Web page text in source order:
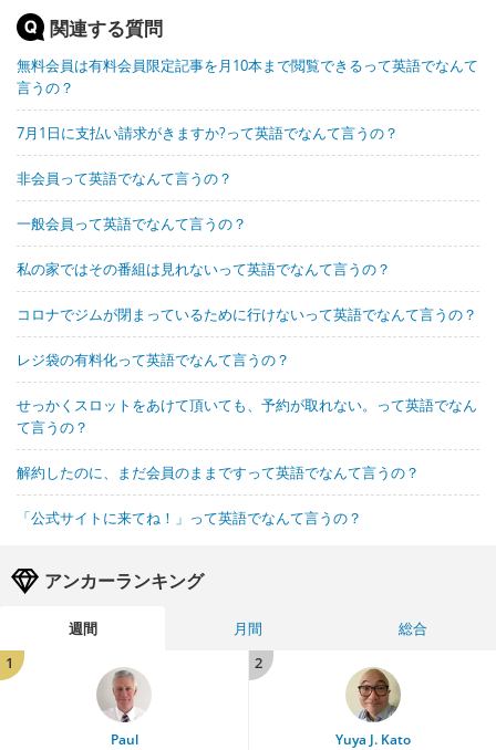
関連する質問
無料会員は有料会員限定記事を月10本まで閲覧できるって英語でなんて
言うの？
7月1日に支払い請求がきますか?って英語でなんて言うの？
非会員って英語でなんて言うの？
一般会員って英語でなんて言うの？
私の家ではその番組は見れないって英語でなんて言うの？
コロナでジムが閉まっているために行けないって英語でなんて言うの？
レジ袋の有料化って英語でなんて言うの？
せっかくスロットをあけて頂いても、予約が取れない。って英語でなん
て言うの？
解約したのに、まだ会員のままですって英語でなんて言うの？
「公式サイトに来てね！」って英語でなんて言うの？
アンカーランキング
週間 月間
総合
1
Paul
2
Yuya J. Kato